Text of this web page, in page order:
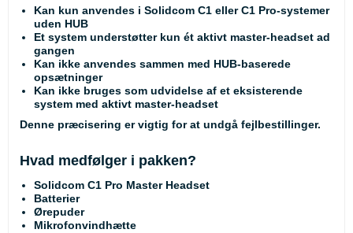
Kan kun anvendes i Solidcom C1 eller C1 Pro-systemer
uden HUB
Et system understøtter kun ét aktivt master-headset ad
gangen
Kan ikke anvendes sammen med HUB-baserede
opsætninger
Kan ikke bruges som udvidelse af et eksisterende
system med aktivt master-headset
Denne præcisering er vigtig for at undgå fejlbestillinger.
Hvad medfølger i pakken?
Solidcom C1 Pro Master Headset
Batterier
Ørepuder
Mikrofonvindhætte